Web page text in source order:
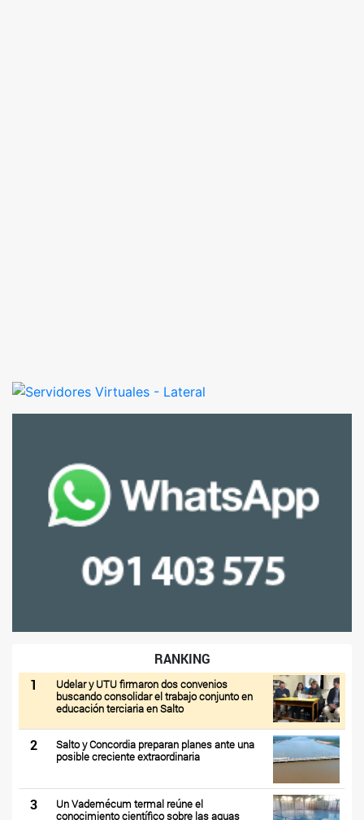
RANKING
1
Udelar y UTU firmaron dos convenios
buscando consolidar el trabajo conjunto en
educación terciaria en Salto
2
Salto y Concordia preparan planes ante una
posible creciente extraordinaria
3
Un Vademécum termal reúne el
conocimiento científico sobre las aguas